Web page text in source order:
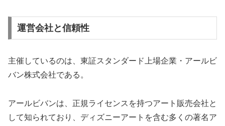
運営会社と信頼性
主催しているのは、東証スタンダード上場企業・アールビ
バン株式会社である。
アールビバンは、正規ライセンスを持つアート販売会社と
して知られており、ディズニーアートを含む多くの著名ア